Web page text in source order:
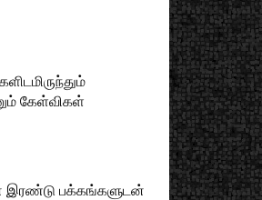
கேள்விகள்
இரண்டு பக்கங்களுடன்